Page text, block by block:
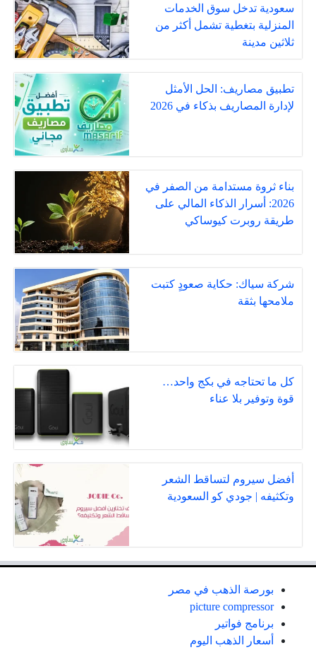
سعودية تدخل سوق الخدمات
المنزلية بتغطية تشمل أكثر من
ثلاثين مدينة
تطبيق مصاريف: الحل الأمثل
لإدارة المصاريف بذكاء في 2026
بناء ثروة مستدامة من الصفر في
2026: أسرار الذكاء المالي على
طريقة روبرت كيوساكي
شركة سياك: حكاية صعودٍ كتبت
ملامحها بثقة
كل ما تحتاجه في بكج واحد…
قوة وتوفير بلا عناء
أفضل سيروم لتساقط الشعر
وتكثيفه | جودي كو السعودية
بورصة الذهب في مصر
picture compressor
برنامج فواتير
أسعار الذهب اليوم